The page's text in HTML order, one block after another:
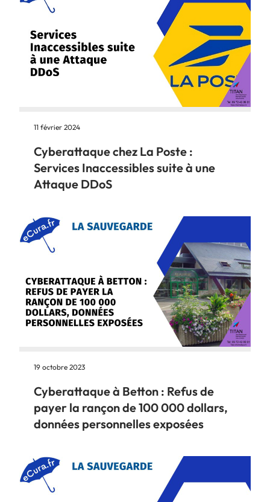
11 février 2024
Cyberattaque chez La Poste :
Services Inaccessibles suite à une
Attaque DDoS
19 octobre 2023
Cyberattaque à Betton : Refus de
payer la rançon de 100 000 dollars,
données personnelles exposées